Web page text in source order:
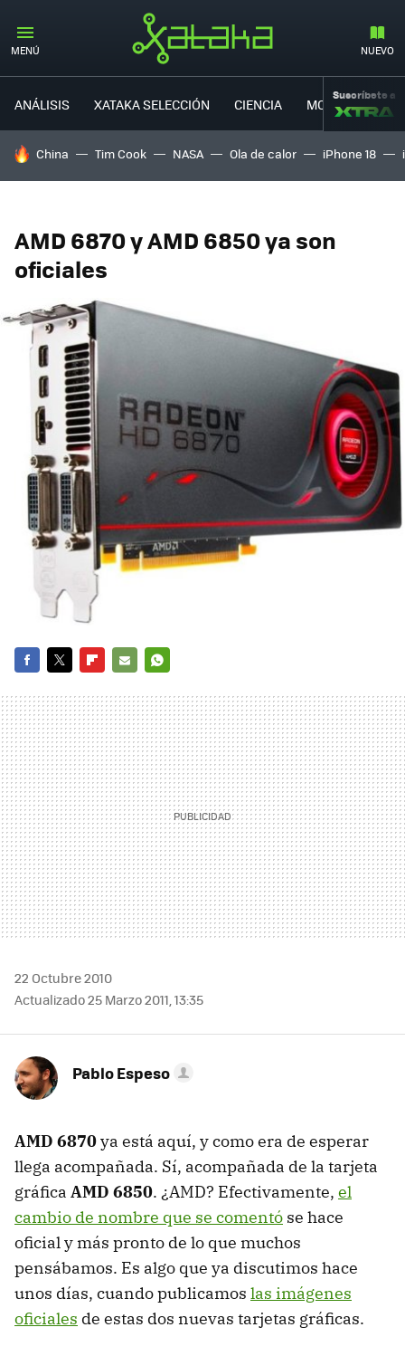
MENÚ NUEVO
ANÁLISIS XATAKA SELECCIÓN CIENCIA MOVILIDAD
Suscríbete a
HOY SE HABLA DE
China Tim Cook NASA Ola de calor iPhone 18
AMD 6870 y AMD 6850 ya son
oficiales
MAIL
22 Octubre 2010
Actualizado 25 Marzo 2011, 13:35
Pablo Espeso
AMD 6870ya está aquí, y como era de esperar
llega acompañada. Sí, acompañada de la tarjeta
gráfica AMD 6850. ¿AMD? Efectivamente, el
cambio de nombre que se comentó se hace
oficial y más pronto de lo que muchos
pensábamos. Es algo que ya discutimos hace
unos días, cuando publicamos las imágenes
oficiales de estas dos nuevas tarjetas gráficas.